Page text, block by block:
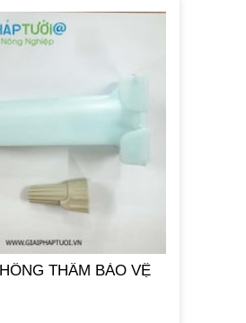
THẤM BẢO VỆ